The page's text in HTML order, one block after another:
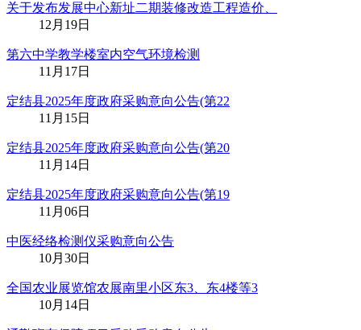
关于发布发展中心新址二期装修改造工程造价、
12月19日
第六中学教学楼室内空气环境检测
11月17日
定结县2025年度政府采购意向公告(第22
11月15日
定结县2025年度政府采购意向公告(第20
11月14日
定结县2025年度政府采购意向公告(第19
11月06日
中医经络检测仪采购意向公告
10月30日
全国农业展览馆农展南里小区东3、东4楼等3
10月14日